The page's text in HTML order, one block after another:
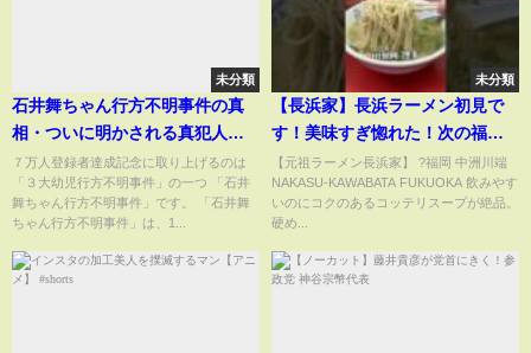
未分類
石井舞ちゃん行方不明事件の真
相・ついに明かされる真犯人と
驚きの動機！
７万人登録者達成記念に取り上げるのは
「３大幼児行方不明事件」の一つ 「石井
舞ちゃん行方不明事件」です。 「石井舞
ちゃん行方不明事件」は、1...
未分類
【長浜家】長浜ラーメン初見で
す！美味すぎ惚れた！次の福岡
でも必ず行くわ！#shorts #長浜
グルメ .
【元祖ラーメン長浜家】 ?福岡 中洲川端
NAKASU-KAWABATA FUKUOKA 飲みやす
いのにコクのあるコッテリスープが絶品。
硬め...